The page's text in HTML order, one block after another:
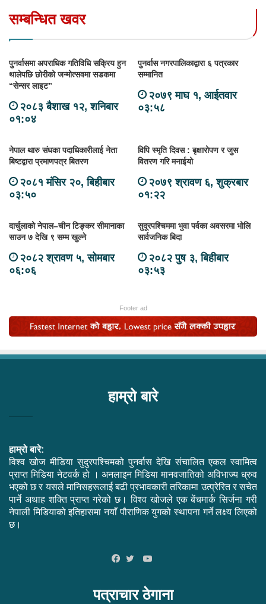
सम्बन्धित खवर
पुनर्वासमा अपराधिक गतिविधि सक्रिय हुन
थालेपछि छोरीको जन्मोत्सवमा सडकमा
“सेन्सर लाइट”
२०८३ बैशाख १२, शनिबार
०१:०४
पुनर्वास नगरपालिकाद्वारा ६ पत्रकार
सम्मानित
२०७९ माघ १, आईतवार
०३:५८
नेपाल थारु संघका पदाधिकारीलाई नेता
बिष्टद्वारा प्रमाणपत्र बितरण
२०८१ मंसिर २०, बिहीबार
०३:५०
विपि स्मृति दिवस : बृक्षारोपण र जुस
वितरण गरि मनाईयो
२०७९ श्रावण ६, शुक्रबार
०१:२२
दार्चुलाको नेपाल–चीन टिङ्कर सीमानाका
साउन ७ देखि ९ सम्म खुल्ने
२०८२ श्रावण ५, सोमबार
०६:०६
सुदूरपश्चिममा भुवा पर्वका अवसरमा भोलि
सार्वजनिक बिदा
२०८२ पुष ३, बिहीबार
०३:५३
Footer ad
हाम्रो बारे
हाम्रो बारे:
विश्व खोज मीडिया सुदुरपश्चिमको पुनर्वास देखि संचालित एकल स्वामित्व
प्राप्त मिडिया नेटवर्क हो । अनलाइन मिडिया मानवजातिको अविभाज्य ध्रुव
भएको छ र यसले मानिसहरूलाई बढी प्रभावकारी तरिकामा उत्प्रेरित र सचेत
पार्ने अथाह शक्ति प्राप्त गरेको छ। विश्व खोजले एक बेंचमार्क सिर्जना गरी
नेपाली मिडियाको इतिहासमा नयाँ पौराणिक युगको स्थापना गर्ने लक्ष्य लिएको
छ।
YouTube
पत्राचार ठेगाना